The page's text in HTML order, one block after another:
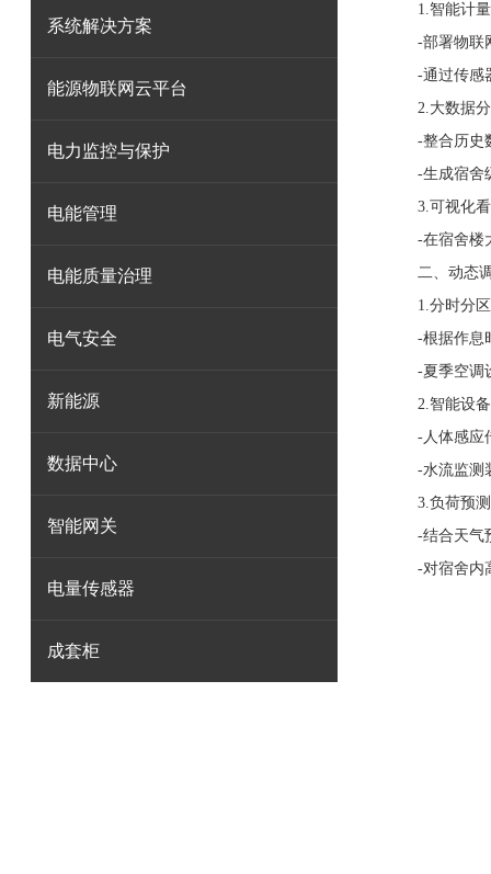
系统解决方案
能源物联网云平台
电力监控与保护
电能管理
电能质量治理
电气安全
新能源
数据中心
智能网关
电量传感器
成套柜
1.智能计量
-部署物联网
-通过传感器
2.大数据分
-整合历史数
-生成宿舍级
3.可视化看
-在宿舍楼大
二、动态调
1.分时分区
-根据作息时
-夏季空调设
2.智能设备
-人体感应传
-水流监测装
3.负荷预测
-结合天气预
-对宿舍内高